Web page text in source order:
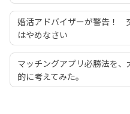
婚活アドバイザーが警告！
はやめなさい
マッチングアプリ必勝法を
的に考えてみた。